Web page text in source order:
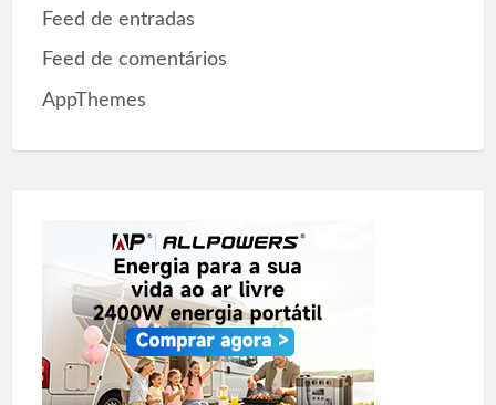
Feed de entradas
Feed de comentários
AppThemes